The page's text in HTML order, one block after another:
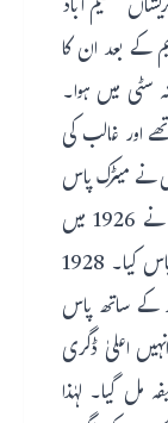
کے بعد ان کا
سٹی میں ہوا۔
اور غالب کی
1924 میں انہوں نے میٹرک پاس
کیا لیکن سیکنڈ ڈویژن آیا۔ اس کے بعد انہوں نے 1926 میں
انٹرمیڈیٹ کا امتحان بھی سیکنڈ ڈویژن ہی سے پاس کیا۔ 1928
کے ساتھ پاس
اعلیٰ ڈگری
گیا۔ لہٰذا